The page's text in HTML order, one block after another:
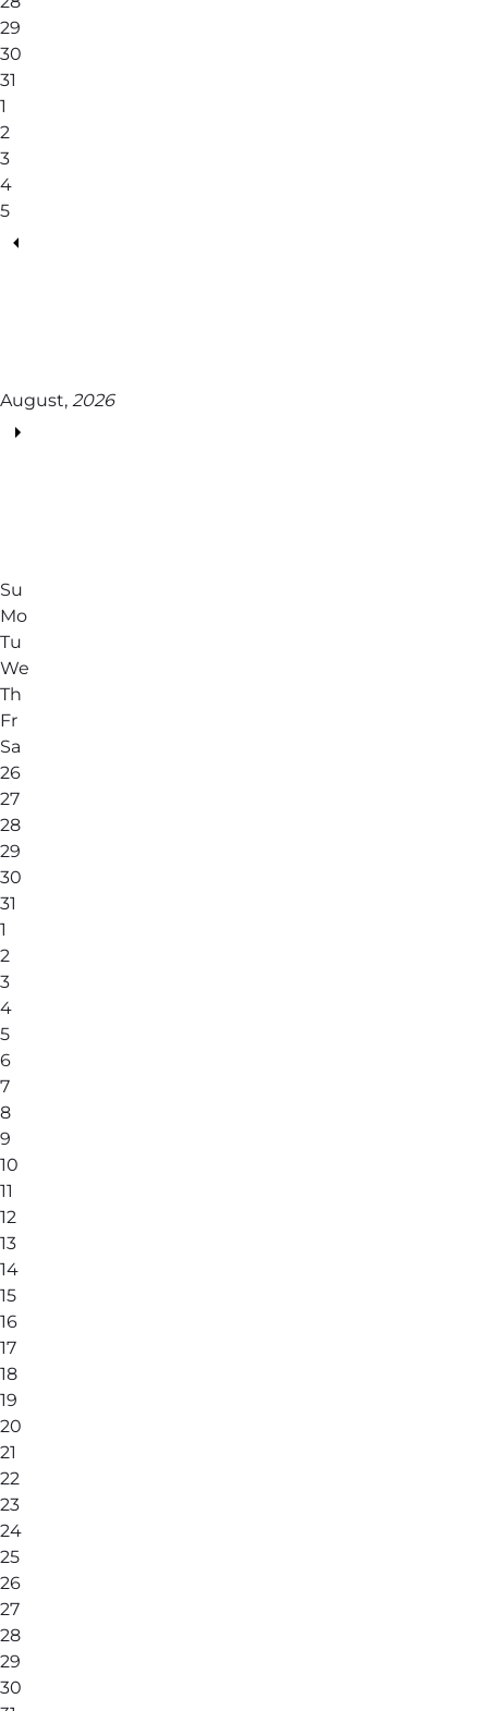
29
30
31
1
2
3
4
5
August, 2026
Su
Mo
Tu
We
Th
Fr
Sa
26
27
28
29
30
31
1
2
3
4
5
6
7
8
9
10
11
12
13
14
15
16
17
18
19
20
21
22
23
24
25
26
27
28
29
30